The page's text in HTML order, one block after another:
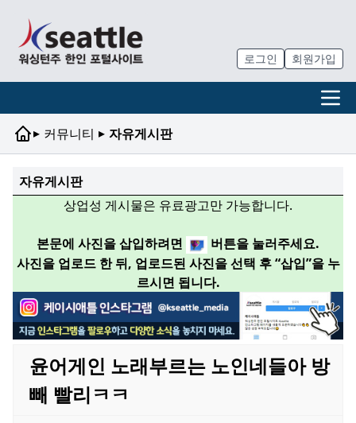
로그인 회원가입
▸ 커뮤니티 ▸ 자유게시판
자유게시판
상업성 게시물은 유료광고만 가능합니다.
본문에 사진을 삽입하려면
버튼을 눌러주세요.
사진을 업로드 한 뒤, 업로드된 사진을 선택 후 “삽입”을 누
르시면 됩니다.
윤어게인 노래부르는 노인네들아 방
빼 빨리ㅋㅋ